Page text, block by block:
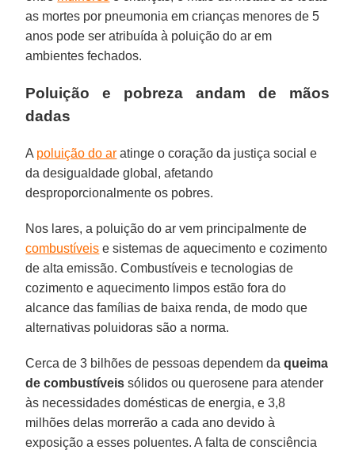
as mortes por pneumonia em crianças menores de 5
anos pode ser atribuída à poluição do ar em
ambientes fechados.
Poluição e pobreza andam de mãos
dadas
A poluição do ar atinge o coração da justiça social e
da desigualdade global, afetando
desproporcionalmente os pobres.
Nos lares, a poluição do ar vem principalmente de
combustíveis e sistemas de aquecimento e cozimento
de alta emissão. Combustíveis e tecnologias de
cozimento e aquecimento limpos estão fora do
alcance das famílias de baixa renda, de modo que
alternativas poluidoras são a norma.
Cerca de 3 bilhões de pessoas dependem daqueima
de combustíveis sólidos ou querosene para atender
às necessidades domésticas de energia, e 3,8
milhões delas morrerão a cada ano devido à
exposição a esses poluentes. A falta de consciência